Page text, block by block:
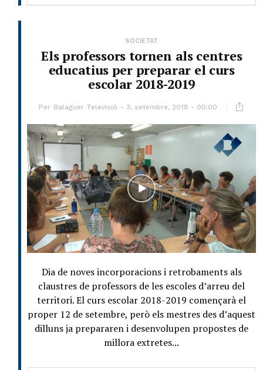
SOCIETAT
Els professors tornen als centres
educatius per preparar el curs
escolar 2018-2019
Per Balaguer Televisió 3, setembre, 2018 - 00:00
Dia de noves incorporacions i retrobaments als
claustres de professors de les escoles d’arreu del
territori. El curs escolar 2018-2019 començarà el
proper 12 de setembre, però els mestres des d’aquest
dilluns ja prepararen i desenvolupen propostes de
millora extretes...